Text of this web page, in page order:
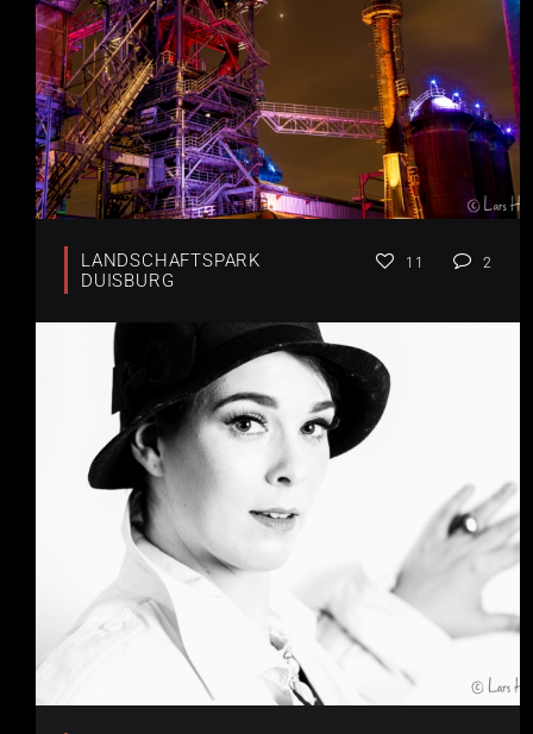
LANDSCHAFTSPARK
DUISBURG
11 2